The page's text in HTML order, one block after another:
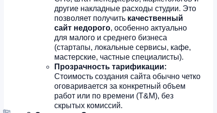
другие накладные расходы студии. Это
позволяет получить качественный
сайт недорого, особенно актуально
для малого и среднего бизнеса
(стартапы, локальные сервисы, кафе,
мастерские, частные специалисты).
Прозрачность тарификации:
Стоимость создания сайта обычно четко
оговаривается за конкретный объем
работ или по времени (T&M), без
скрытых комиссий.